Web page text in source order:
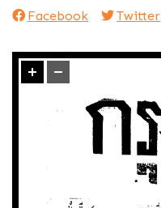
Facebook Twitter